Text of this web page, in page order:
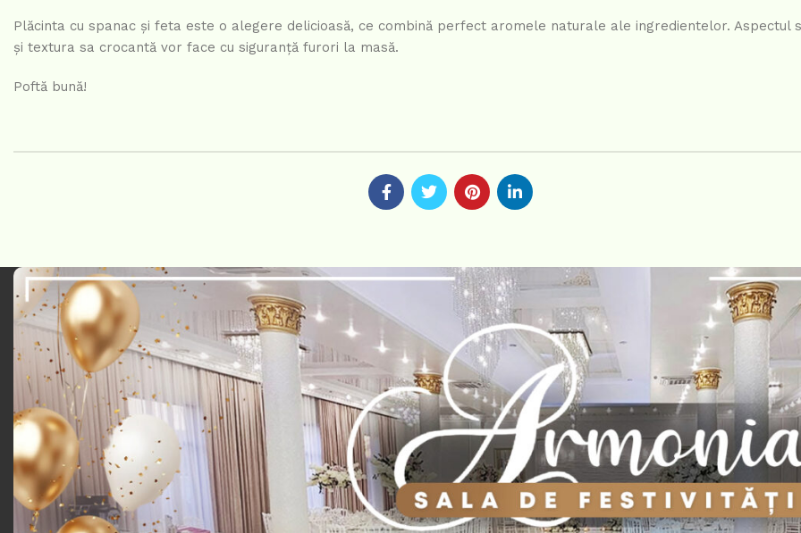
Plăcinta cu spanac și feta este o alegere delicioasă, ce combină perfect aromele naturale ale ingredientelor. Aspectul
și textura sa crocantă vor face cu siguranță furori la masă.
Poftă bună!